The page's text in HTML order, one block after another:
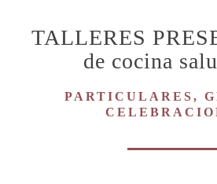
TALLERES
de cocina
PARTICULARES,